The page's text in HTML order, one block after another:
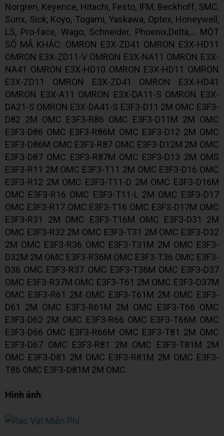
Norgren, Keyence, Hitachi, Festo, IFM, Beckhoff, SMC,
Sunx, Sick, Koyo, Togami, Yaskawa, Optex, Honeywell,
LS, Pro-face, Wago, Schneider, Phoenix,Delta,... MỘT
SỐ MÃ KHÁC: OMRON E3X-ZD41 OMRON E3X-HD11
OMRON E3X-ZD11-V OMRON E3X-NA11 OMRON E3X-
NA41 OMRON E3X-HD10 OMRON E3X-HD11 OMRON
E3X-ZD11 OMRON E3X-ZD41 OMRON E3X-HD41
OMRON E3X-A11 OMRON E3X-DA11-S OMRON E3X-
DA21-S OMRON E3X-DA41-S E3F3-D11 2M OMC E3F3-
D82 2M OMC E3F3-R86 OMC E3F3-D11M 2M OMC
E3F3-D86 OMC E3F3-R86M OMC E3F3-D12 2M OMC
E3F3-D86M OMC E3F3-R87 OMC E3F3-D12M 2M OMC
E3F3-D87 OMC E3F3-R87M OMC E3F3-D13 2M OMS
E3F3-R11 2M OMC E3F3-T11 2M OMC E3F3-D16 OMC
E3F3-R12 2M OMC E3F3-T11-D 2M OMC E3F3-D16M
OMC E3F3-R16 OMC E3F3-T11-L 2M OMC E3F3-D17
OMC E3F3-R17 OMC E3F3-T16 OMC E3F3-D17M OMC
E3F3-R31 2M OMC E3F3-T16M OMC E3F3-D31 2M
OMC E3F3-R32 2M OMC E3F3-T31 2M OMC E3F3-D32
2M OMC E3F3-R36 OMC E3F3-T31M 2M OMC E3F3-
D32M 2M OMC E3F3-R36M OMC E3F3-T36 OMC E3F3-
D36 OMC E3F3-R37 OMC E3F3-T36M OMC E3F3-D37
OMC E3F3-R37M OMC E3F3-T61 2M OMC E3F3-D37M
OMC E3F3-R61 2M OMC E3F3-T61M 2M OMC E3F3-
D61 2M OMC E3F3-R61M 2M OMC E3F3-T66 OMC
E3F3-D62 2M OMC E3F3-R66 OMC E3F3-T66M OMC
E3F3-D66 OMC E3F3-R66M OMC E3F3-T81 2M OMC
E3F3-D67 OMC E3F3-R81 2M OMC E3F3-T81M 2M
OMC E3F3-D81 2M OMC E3F3-R81M 2M OMC E3F3-
T86 OMC E3F3-D81M 2M OMC.
Hình ảnh: